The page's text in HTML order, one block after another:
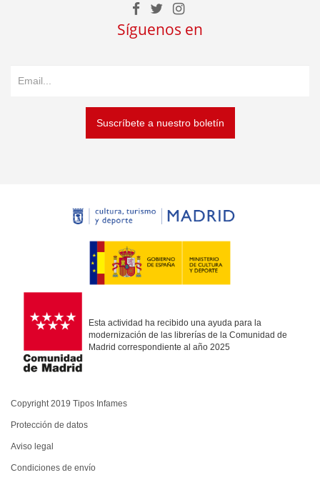
Síguenos en
Suscríbete a nuestro boletín
Esta actividad ha recibido una ayuda para la
modernización de las librerías de la Comunidad de
Madrid correspondiente al año 2025
Copyright 2019 Tipos Infames
Protección de datos
Aviso legal
Condiciones de envío